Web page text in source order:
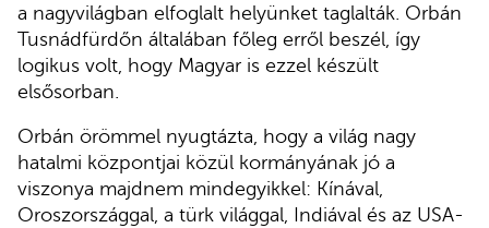
a nagyvilágban elfoglalt helyünket taglalták. Orbán
Tusnádfürdőn általában főleg erről beszél, így
logikus volt, hogy Magyar is ezzel készült
elsősorban.
Orbán örömmel nyugtázta, hogy a világ nagy
hatalmi központjai közül kormányának jó a
viszonya majdnem mindegyikkel: Kínával,
Oroszországgal, a türk világgal, Indiával és az USA-